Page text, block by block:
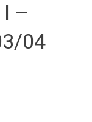
–
04